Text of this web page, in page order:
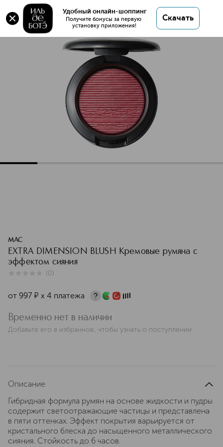
Удобный онлайн-шоппинг
Получите бонусы за первую
установку приложения!
Скачать
EXTRA DIMENSION BLUSH Кремовые румяна с
эффектом сияния
EXTRA DIMENSION BLUSH Кремовые румяна с эффектом
MAC
EXTRA DIMENSION BLUSH Кремовые румяна с
эффектом сияния
(0)
от 997 ¤ х 4 платежа
Временно нет в наличии
Добавьте его в избранное, чтобы узнать о поступлении
Описание
Гибридная формула румян на основе жидкости и пудры
содержит светоотражающие частицы и представлена
в пяти оттенках. Эффект покрытия варьируется от
кристального блеска до насыщенного металлического
сияния. Стойкость до 6 часов.